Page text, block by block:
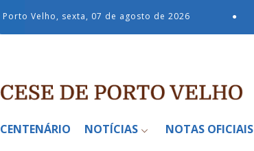
Porto Velho, sexta, 07 de agosto de 2026 ●
CENTENÁRIO NOTÍCIAS NOTAS OFICIAIS